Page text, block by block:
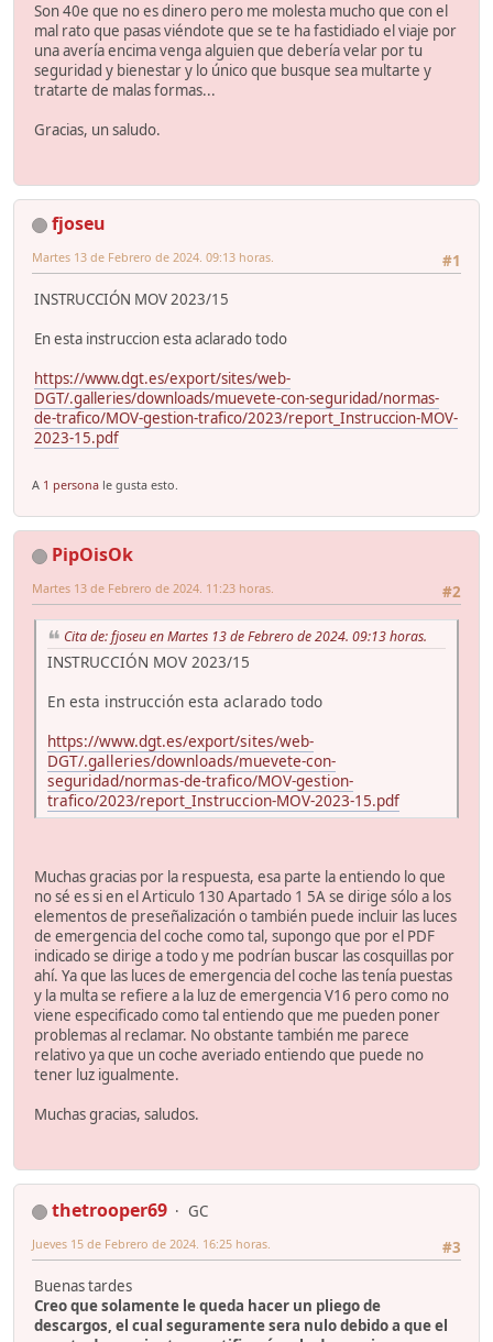
Son 40e que no es dinero pero me molesta mucho que con el
mal rato que pasas viéndote que se te ha fastidiado el viaje por
una avería encima venga alguien que debería velar por tu
seguridad y bienestar y lo único que busque sea multarte y
tratarte de malas formas...
Gracias, un saludo.
fjoseu
#1
Martes 13 de Febrero de 2024. 09:13 horas.
INSTRUCCIÓN MOV 2023/15
En esta instruccion esta aclarado todo
https://www.dgt.es/export/sites/web-
DGT/.galleries/downloads/muevete-con-seguridad/normas-
de-trafico/MOV-gestion-trafico/2023/report_Instruccion-MOV-
2023-15.pdf
A 1 persona le gusta esto.
PipOisOk
#2
Martes 13 de Febrero de 2024. 11:23 horas.
Cita de: fjoseu en Martes 13 de Febrero de 2024. 09:13 horas.
INSTRUCCIÓN MOV 2023/15
En esta instrucción esta aclarado todo
https://www.dgt.es/export/sites/web-
DGT/.galleries/downloads/muevete-con-
seguridad/normas-de-trafico/MOV-gestion-
trafico/2023/report_Instruccion-MOV-2023-15.pdf
Muchas gracias por la respuesta, esa parte la entiendo lo que
no sé es si en el Articulo 130 Apartado 1 5A se dirige sólo a los
elementos de preseñalización o también puede incluir las luces
de emergencia del coche como tal, supongo que por el PDF
indicado se dirige a todo y me podrían buscar las cosquillas por
ahí. Ya que las luces de emergencia del coche las tenía puestas
y la multa se refiere a la luz de emergencia V16 pero como no
viene especificado como tal entiendo que me pueden poner
problemas al reclamar. No obstante también me parece
relativo ya que un coche averiado entiendo que puede no
tener luz igualmente.
Muchas gracias, saludos.
thetrooper69
GC
#3
Jueves 15 de Febrero de 2024. 16:25 horas.
Buenas tardes
Creo que solamente le queda hacer un pliego de
descargos, el cual seguramente sera nulo debido a que el